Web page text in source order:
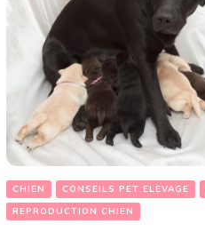
CHIEN CONSEILS PET ELEVAGE
REPRODUCTION CHIEN